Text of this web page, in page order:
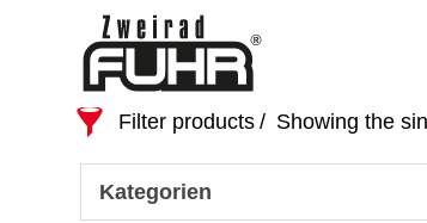
Filter products Showing the
Kategorien